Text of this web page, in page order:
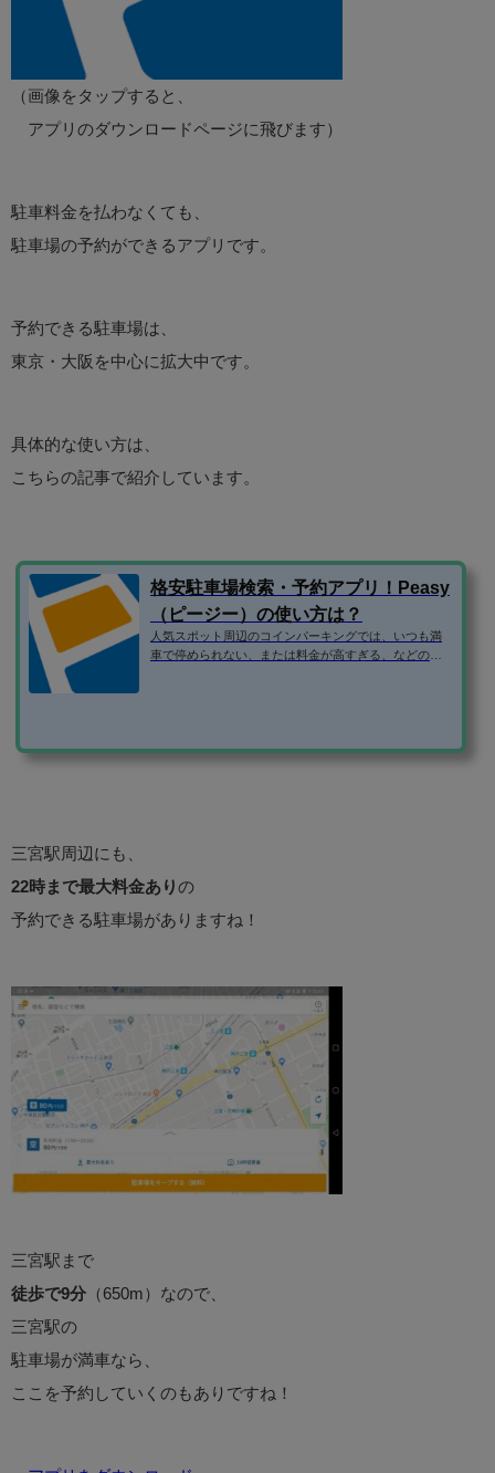
（画像をタップすると、
アプリのダウンロードページに飛びます）
駐車料金を払わなくても、
駐車場の予約ができるアプリです。
予約できる駐車場は、
東京・大阪を中心に拡大中です。
具体的な使い方は、
こちらの記事で紹介しています。
格安駐車場検索・予約アプリ！Peasy
（ピージー）の使い方は？
人気スポット周辺のコインパーキングでは、いつも満
車で停められない、または料金が高すぎる、などの問
のダウンロード アプリは、iOS・android両方に対応し
三宮駅周辺にも、
22時まで最大料金あり の
予約できる駐車場がありますね！
三宮駅まで
徒歩で9分 （650m）なので、
三宮駅の
駐車場が満車なら、
ここを予約していくのもありですね！